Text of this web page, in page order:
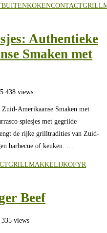
BUITENKOKENCONTACTGRILL
Authentieke
Smaken met
438 views
Amerikaanse Smaken met
spiesjes met gegrilde
de rijke grilltradities van Zuid-
barbecue of keuken. …
MAKKELIJKOFYR
Beef
335 views